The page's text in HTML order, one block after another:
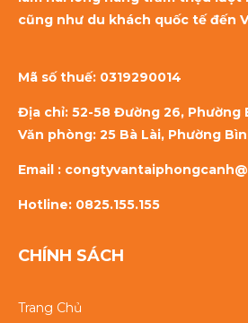
cũng như du khách quốc tế đến
Mã số thuế: 0319290014
Địa chỉ: 52-58 Đường 26, Phường
Văn phòng: 25 Bà Lài, Phường
Email :
Hotline: 0825.155.155
CHÍNH SÁCH
Trang Chủ